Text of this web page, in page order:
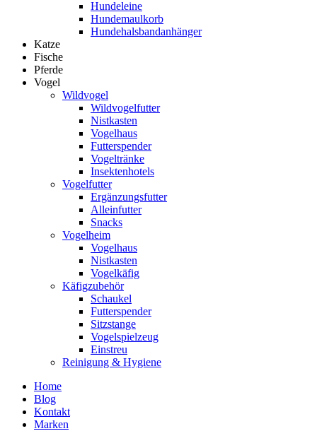
Hundeleine
Hundemaulkorb
Hundehalsbandanhänger
Katze
Fische
Pferde
Vogel
Wildvogel
Wildvogelfutter
Nistkasten
Vogelhaus
Futterspender
Vogeltränke
Insektenhotels
Vogelfutter
Ergänzungsfutter
Alleinfutter
Snacks
Vogelheim
Vogelhaus
Nistkasten
Vogelkäfig
Käfigzubehör
Schaukel
Futterspender
Sitzstange
Vogelspielzeug
Einstreu
Reinigung & Hygiene
Home
Blog
Kontakt
Marken